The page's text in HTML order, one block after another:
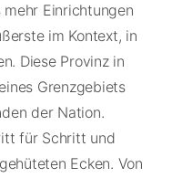
Einrichtungen
im Kontext, in
Diese Provinz in
Grenzgebiets
der Nation.
für Schritt und
Ecken. Von